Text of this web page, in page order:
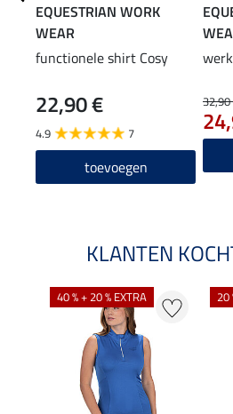
EQUESTRIAN WORK
WEAR
functionele shirt Cosy
22,90 €
4.9 7
toevoegen
KLANTEN
40 % + 20 % EXTRA 20